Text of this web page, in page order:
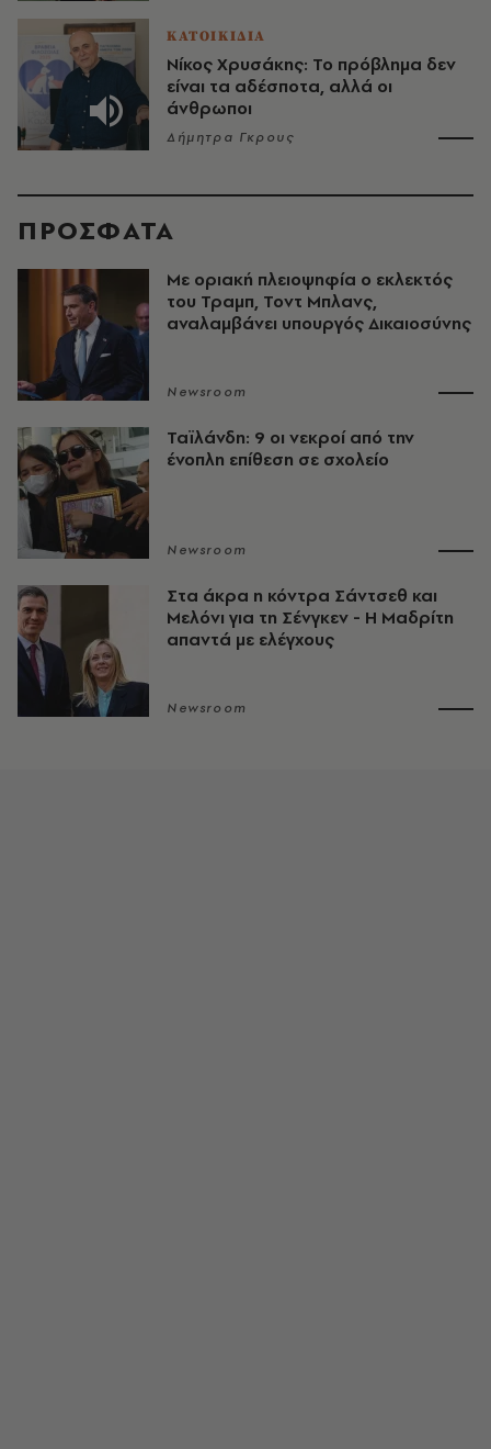
ΚΑΤΟΙΚΙΔΙΑ
Νίκος Χρυσάκης: Το πρόβλημα δεν
είναι τα αδέσποτα, αλλά οι
άνθρωποι
Δήμητρα Γκρους
ΠΡΟΣΦΑΤΑ
Με οριακή πλειοψηφία ο εκλεκτός
του Τραμπ, Τοντ Μπλανς,
αναλαμβάνει υπουργός Δικαιοσύνης
Newsroom
Ταϊλάνδη: 9 οι νεκροί από την
ένοπλη επίθεση σε σχολείο
Newsroom
Στα άκρα η κόντρα Σάντσεθ και
Μελόνι για τη Σένγκεν - Η Μαδρίτη
απαντά με ελέγχους
Newsroom